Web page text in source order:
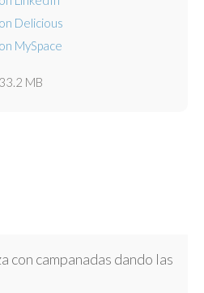
33.2 MB
con campanadas dando las